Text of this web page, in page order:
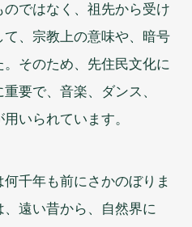
のではなく、祖先から受け
て、宗教上の意味や、 暗号
そのため、 先住民文化に
重要で、音楽、ダンス、
用 いられています。
何千年も前にさかのぼりま
、遠い昔から、 自然界に